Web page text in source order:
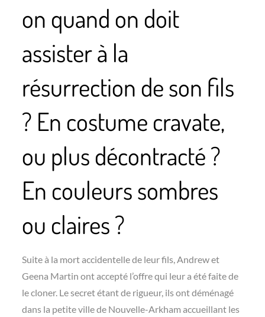
on quand on doit
assister à la
résurrection de son fils
? En costume cravate,
ou plus décontracté ?
En couleurs sombres
ou claires ?
Suite à la mort accidentelle de leur fils, Andrew et
Geena Martin ont accepté l’offre qui leur a été faite de
le cloner. Le secret étant de rigueur, ils ont déménagé
dans la petite ville de Nouvelle-Arkham accueillant les